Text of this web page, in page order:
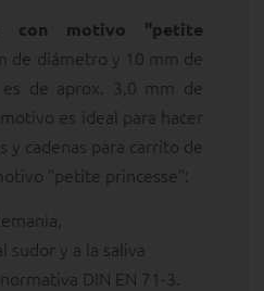
con motivo "petite
de diámetro y 10 mm de
de aprox. 3,0 mm de
es ideal para hacer
y cadenas para carrito de
"petite princesse":
sudor y a la saliva
DIN EN 71-3.